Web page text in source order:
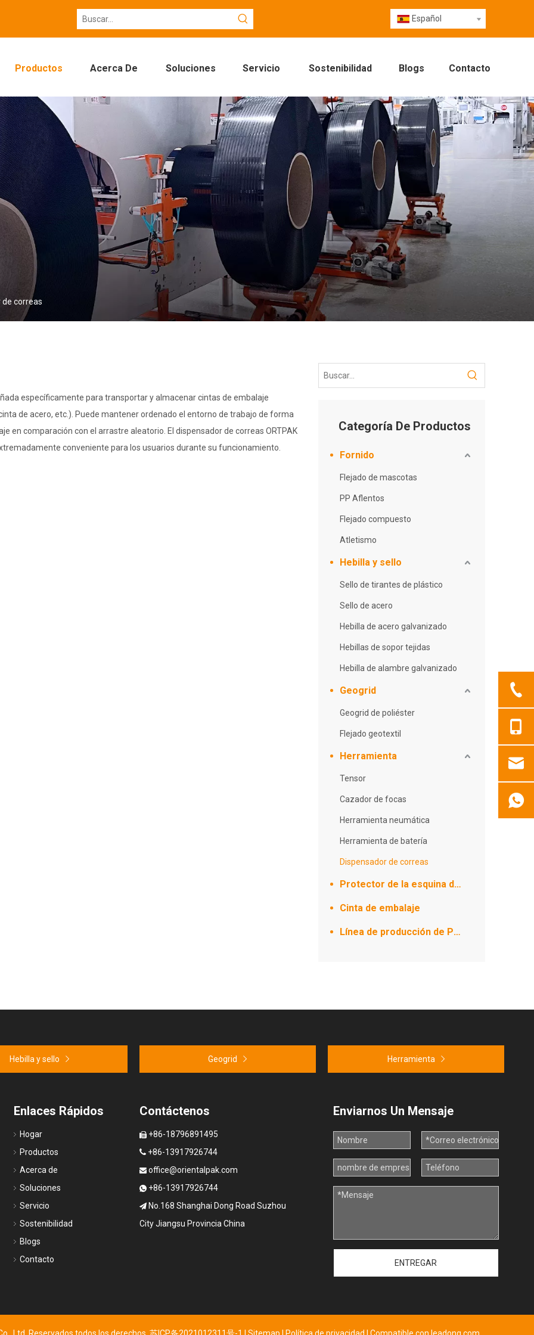
Español
Productos Acerca De Soluciones Servicio Sostenibilidad Blogs Contacto
de correas
específicamente para transportar y almacenar cintas de embalaje
de acero, etc.). Puede mantener ordenado el entorno de trabajo de forma
en comparación con el arrastre aleatorio. El dispensador de correas ORTPAK
conveniente para los usuarios durante su funcionamiento.
Categoría De Productos
Fornido
Flejado de mascotas
PP Aflentos
Flejado compuesto
Atletismo
Hebilla y sello
Sello de tirantes de plástico
Sello de acero
Hebilla de acero galvanizado
Hebillas de sopor tejidas
Hebilla de alambre galvanizado
Geogrid
Geogrid de poliéster
Flejado geotextil
Herramienta
Tensor
Cazador de focas
Herramienta neumática
Herramienta de batería
Dispensador de correas
Protector de la esquina de papel
Cinta de embalaje
Línea de producción de PET/PP
Hebilla y sello Geogrid Herramienta
Enlaces Rápidos
Hogar
Productos
Acerca de
Soluciones
Servicio
Sostenibilidad
Blogs
Contacto
Contáctenos
+86-18796891495
+86-13917926744
 office@orientalpak.com
 +86-13917926744
No.168 Shanghai Dong Road Suzhou
City Jiangsu Provincia China
Enviarnos Un Mensaje
ENTREGAR